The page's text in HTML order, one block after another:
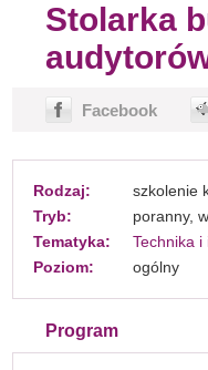
Stolarka
Facebook
Rodzaj:
szkolenie
Tryb:
poranny,
Tematyka:
Technika i
Poziom:
ogólny
Program